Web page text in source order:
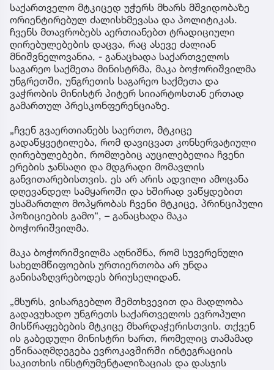
საქართველო მტკიცედ უჭერს მხარს მშვიდობაზე
ორიენტირებულ ძალისხმევასა და პოლიტიკას.
ჩვენს მთავრობებს აერთიანებთ ტრადიციული
ღირებულებების დაცვა, რაც ასევე ძალიან
მნიშვნელოვანია, - განაცხადა საქართველოს
საგარეო საქმეთა მინისტრმა, მაკა ბოჭორიშვილმა
უნგრეთში, უნგრეთის საგარეო საქმეთა და
ვაჭრობის მინისტრ პიტერ სიიარტოსთან ერთად
გამართულ პრესკონფერენციაზე.
„ჩვენ გვაერთიანებს საერთო, მტკიცე
გადაწყვეტილება, რომ დავიცვათ კონსერვატიული
ღირებულებები, რომლებიც აუცილებელია ჩვენი
ერების ჯანსაღი და მდგრადი მომავლის
განვითარებისთვის. ეს არ არის ადვილი ამოცანა
დღევანდელ სამყაროში და ხშირად ვაწყდებით
უსამართლო მოპყრობას ჩვენი მტკიცე, პრინციპული
პოზიციების გამო“, – განაცხადა მაკა
ბოჭორიშვილმა.
მაკა ბოჭორიშვილმა აღნიშნა, რომ სუვერენული
სახელმწიფოების ურთიერთობა არ უნდა
განისაზღვრებოდეს ბრიუსელიდან.
„მსურს, ვისარგებლო შემთხვევით და მადლობა
გადავუხადო უნგრეთს საქართველოს ევროპული
მისწრაფებების მტკიცე მხარდაჭერისთვის. თქვენ
ის გაბედული მინისტრი ხართ, რომელიც თამამად
ეწინააღმდეგება ევროკავშირში ინტეგრაციის
საკითხის ინსტრუმენტალიზაციას და დასჯის